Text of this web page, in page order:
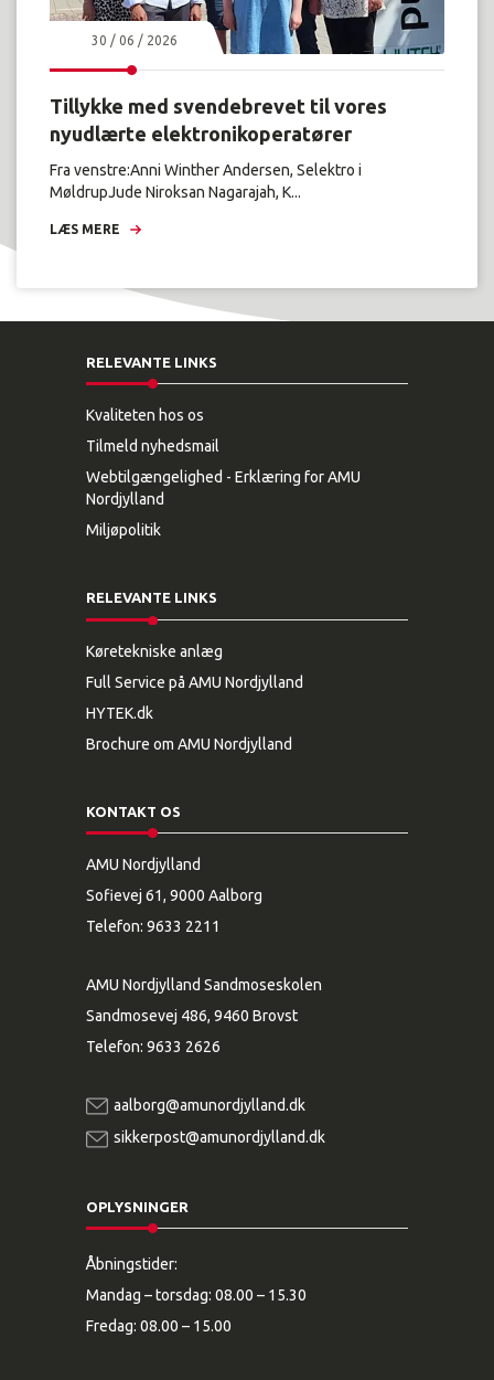
30 / 06 / 2026
Tillykke med svendebrevet til vores
nyudlærte elektronikoperatører
Fra venstre:Anni Winther Andersen, Selektro i
MøldrupJude Niroksan Nagarajah, K...
LÆS MERE
RELEVANTE LINKS
Kvaliteten hos os
Tilmeld nyhedsmail
Webtilgængelighed - Erklæring for AMU
Nordjylland
Miljøpolitik
RELEVANTE LINKS
Køretekniske anlæg
Full Service på AMU Nordjylland
HYTEK.dk
Brochure om AMU Nordjylland
KONTAKT OS
AMU Nordjylland
Sofievej 61, 9000 Aalborg
Telefon: 9633 2211
AMU Nordjylland Sandmoseskolen
Sandmosevej 486, 9460 Brovst
Telefon: 9633 2626
aalborg@amunordjylland.dk
sikkerpost@amunordjylland.dk
OPLYSNINGER
Åbningstider:
Mandag – torsdag: 08.00 – 15.30
Fredag: 08.00 – 15.00